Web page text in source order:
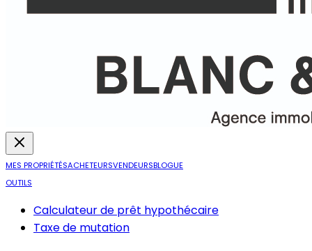
MES PROPRIÉTÉSACHETEURSVENDEURSBLOGUE
OUTILS
Calculateur de prêt hypothécaire
Taxe de mutation